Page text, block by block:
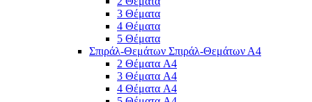
3 Θέματα
4 Θέματα
5 Θέματα
Σπιράλ-Θεμάτων Σπιράλ-Θεμάτων Α4
2 Θέματα A4
3 Θέματα A4
4 Θέματα A4